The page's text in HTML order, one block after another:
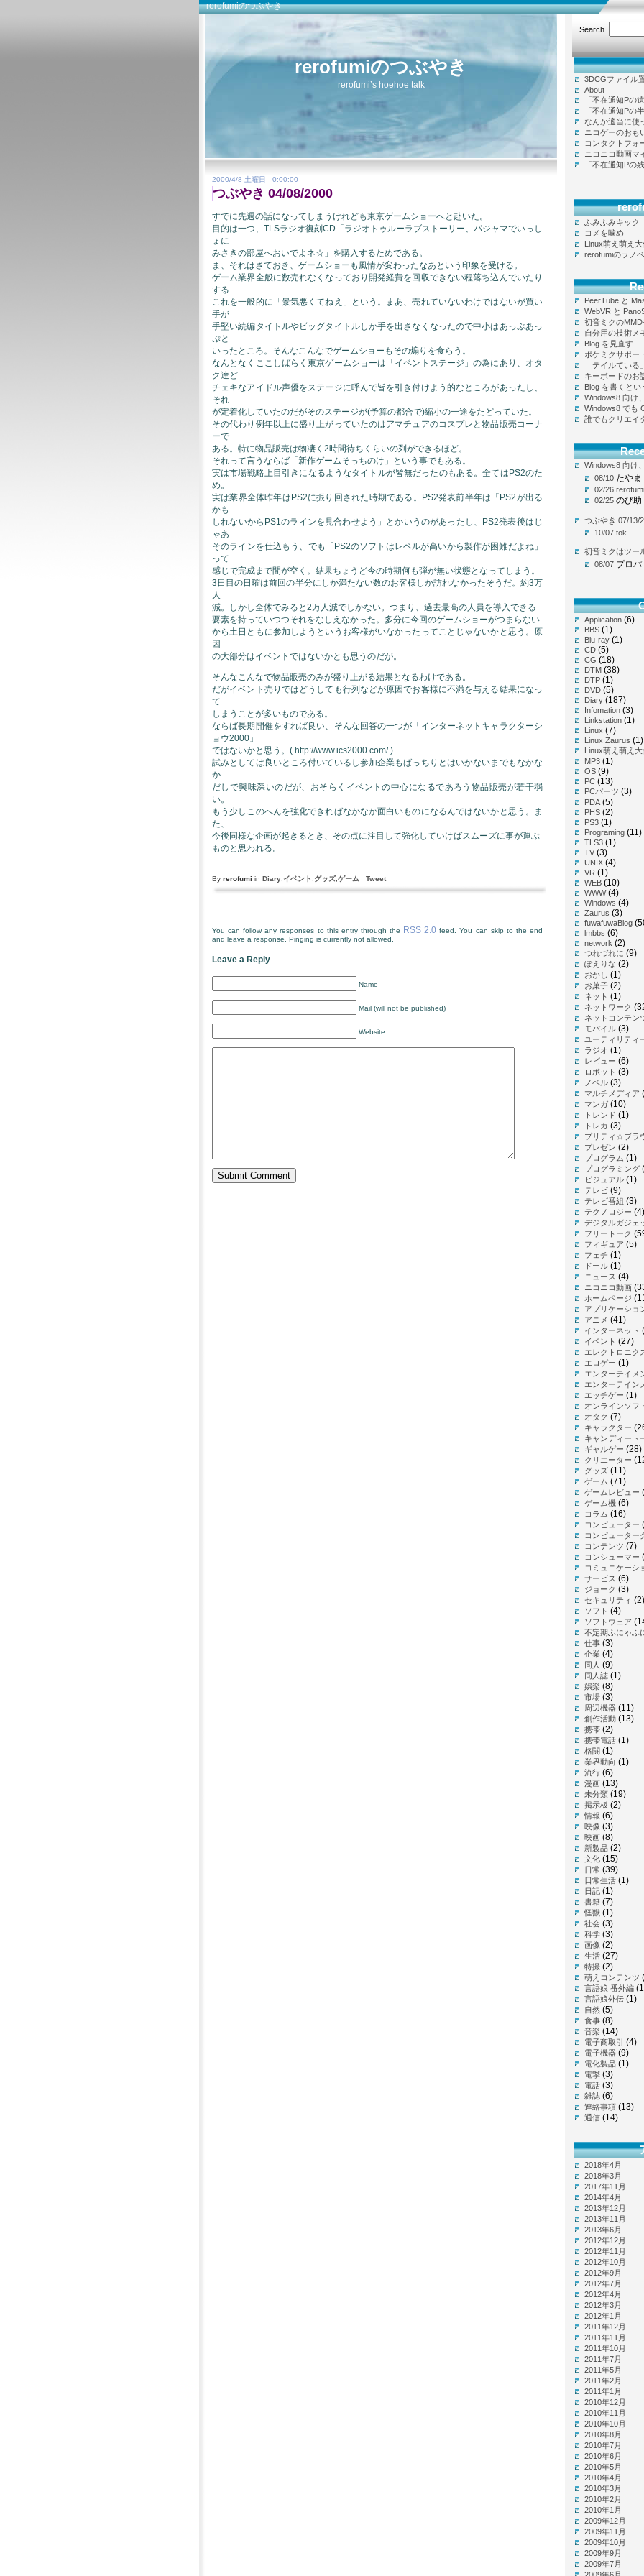
rerofumiのつぶやき
rerofumiのつぶやき
rerofumi’s hoehoe talk
2000/4/8 土曜日 - 0:00:00
つぶやき 04/08/2000
すでに先週の話になってしまうけれども東京ゲームショーへと赴いた。
目的は一つ、TLSラジオ復刻CD「ラジオトゥルーラブストーリー、パジャマでいっし
ょに
みさきの部屋へおいでよネ☆」を購入するためである。
ま、それはさておき、ゲームショーも風情が変わったなあという印象を受ける。
ゲーム業界全般に数売れなくなっており開発経費を回収できない程落ち込んでいたり
する
これを一般的に「景気悪くてねえ」という。まあ、売れていないわけではないが買い
手が
手堅い続編タイトルやビッグタイトルしか手を出さなくなったので中小はあっぷあっ
ぷと
いったところ。そんなこんなでゲームショーもその煽りを食らう。
なんとなくここしばらく東京ゲームショーは「イベントステージ」の為にあり、オタ
ク達ど
チェキなアイドル声優をステージに呼んで皆を引き付けよう的なところがあったし、
それ
が定着化していたのだがそのステージが(予算の都合で)縮小の一途をたどっていた。
その代わり例年以上に盛り上がっていたのはアマチュアのコスプレと物品販売コーナ
ーで
ある。特に物品販売は物凄く2時間待ちくらいの列ができるほど。
それって言うならば「新作ゲームそっちのけ」という事でもある。
実は市場戦略上目引きになるようなタイトルが皆無だったのもある。全てはPS2のた
め。
実は業界全体昨年はPS2に振り回された時期である。PS2発表前半年は「PS2が出る
かも
しれないからPS1のラインを見合わせよう」とかいうのがあったし、PS2発表後はじ
ゃあ
そのラインを仕込もう、でも「PS2のソフトはレベルが高いから製作が困難だよね」
って
感じで完成まで間が空く。結果ちょうど今の時期何も弾が無い状態となってしまう。
3日目の日曜は前回の半分にしか満たない数のお客様しか訪れなかったそうだ。約3万
人
減。しかし全体でみると2万人減でしかない。つまり、過去最高の人員を導入できる
要素を持っていつつそれをなしえなかった。多分に今回のゲームショーがつまらない
から土日ともに参加しようというお客様がいなかったってことじゃないかと思う。原
因
の大部分はイベントではないかとも思うのだが。
そんなこんなで物品販売のみが盛り上がる結果となるわけである。
だがイベント売りではどうしても行列などが原因でお客様に不満を与える結果になっ
て
しまうことが多いものである。
ならば長期開催をすれば良い、そんな回答の一つが「インターネットキャラクターシ
ョウ2000」
ではないかと思う。( http://www.ics2000.com/ )
試みとしては良いところ付いているし参加企業もばっちりとはいかないまでもなかな
か
だしで興味深いのだが、おそらくイベントの中心になるであろう物品販売が若干弱
い。
もう少しこのへんを強化できればなかなか面白いものになるんではないかと思う。ま
た、
今後同様な企画が起きるとき、その点に注目して強化していけばスムーズに事が運ぶ
ものと思われる。
By rerofumi in Diary イベント グッズ,ゲーム Tweet
You can follow any responses to this entry through the RSS 2.0 feed. You can skip to the end
and leave a response. Pinging is currently not allowed.
Leave a Reply
Name
Mail (will not be published)
Website
Search
3DCGファイル
About
「不在通知Pの
「不在通知Pの
なんか適当に使
ニコゲーのおも
コンタクトフォ
ニコニコ動画マ
「不在通知Pの
ふみふみキック
コメを噛め
Linux萌え萌え
rerofumiのラノ
PeerTube と
WebVR と
初音ミクの
自分用の技術メ
Blog を見直す
ポケミクサポー
「テイルている
キーボードのお
Blog を書くとい
Windows8 向け
Windows8 でも
誰でもクリエイ
Windows8 向け
08/10 たやま
02/26 rerofumi
02/25 のび助
つぶやき 07/13/
10/07 tok
初音ミクはツー
08/07 プロパ
Application (6)
BBS (1)
Blu-ray (1)
CD (5)
CG (18)
DTM (38)
DTP (1)
DVD (5)
Diary (187)
Infomation (3)
Linkstation (1)
Linux (7)
Linux Zaurus (1)
Linux萌え萌え
MP3 (1)
OS (9)
PC (13)
PCパーツ (3)
PDA (5)
PHS (2)
PS3 (1)
Programing (11)
TLS3 (1)
TV (3)
UNIX (4)
VR (1)
WEB (10)
WWW(4)
Windows (4)
Zaurus (3)
fuwafuwaBlog
lmbbs (6)
network (2)
つれづれに (9)
ぽえりな (2)
おかし (1)
お菓子 (2)
ネット (1)
ネットワーク
ネットコンテン
モバイル (3)
ユーティリティ
ラジオ (1)
レビュー (6)
ロボット (3)
ノベル (3)
マルチメディア
マンガ (10)
トレンド (1)
トレカ (3)
プリティ☆ブラ
プレゼン (2)
プログラム (1)
プログラミング
ビジュアル (1)
テレビ (9)
テレビ番組 (3)
テクノロジー (4)
デジタルガジェ
フリートーク
フィギュア (5)
フェチ (1)
ドール (1)
ニュース (4)
ニコニコ動画
ホームページ
アプリケーショ
アニメ (41)
インターネット
イベント (27)
エレクトロニク
エロゲー (1)
エンターテイメ
エンターテイン
エッチゲー (1)
オンラインソフ
オタク (7)
キャラクター
キャンディート
ギャルゲー (28)
クリエーター
グッズ (11)
ゲーム (71)
ゲームレビュー
ゲーム機 (6)
コラム (16)
コンピューター
コンピューター
コンテンツ (7)
コンシューマー
コミュニケーシ
サービス (6)
ジョーク (3)
セキュリティ (2)
ソフト (4)
ソフトウェア
不定期ふにゃふ
仕事 (3)
企業 (4)
同人 (9)
同人誌 (1)
娯楽 (8)
市場 (3)
周辺機器 (11)
創作活動 (13)
携帯 (2)
携帯電話 (1)
格闘 (1)
業界動向 (1)
流行 (6)
漫画 (13)
未分類 (19)
掲示板 (2)
情報 (6)
映像 (3)
映画 (8)
新製品 (2)
文化 (15)
日常 (39)
日常生活 (1)
日記 (1)
書籍 (7)
怪獣 (1)
社会 (3)
科学 (3)
画像 (2)
生活 (27)
特撮 (2)
萌えコンテンツ
言語娘 番外編
言語娘外伝 (1)
自然 (5)
食事 (8)
音楽 (14)
電子商取引 (4)
電子機器 (9)
電化製品 (1)
電撃 (3)
電話 (3)
雑誌 (6)
連絡事項 (13)
通信 (14)
2018年4月
2018年3月
2017年11月
2014年4月
2013年12月
2013年11月
2013年6月
2012年12月
2012年11月
2012年10月
2012年9月
2012年7月
2012年4月
2012年3月
2012年1月
2011年12月
2011年11月
2011年10月
2011年7月
2011年5月
2011年2月
2011年1月
2010年12月
2010年11月
2010年10月
2010年8月
2010年7月
2010年6月
2010年5月
2010年4月
2010年3月
2010年2月
2010年1月
2009年12月
2009年11月
2009年10月
2009年9月
2009年7月